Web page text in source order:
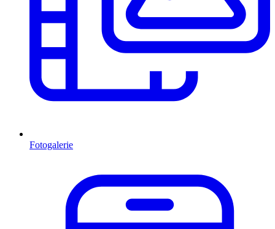
Fotogalerie